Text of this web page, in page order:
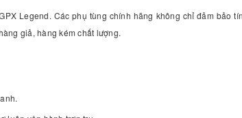
Legend. Các phụ tùng chính hãng không chỉ đảm bảo
giả, hàng kém chất lượng.